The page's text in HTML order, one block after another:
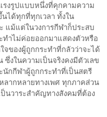
งรูปแบบหนึ่งที่คุกคามความ
ได้ทุกที่ทุกเวลา ทั้งใน
แม้แต่ในวงการกีฬาก็ประสบ
ำไม่ค่อยออกมาแสดงตัวหรือ
จของผู้ถูกกระทำที่กลัวว่าจะได้
งในความเป็นจริงคงมีตัวเลข
นักกีฬาผู้ถูกกระทำที่เป็นสตรี
ลากหลายทางเพศ ทุกภาคส่วน
นวาระสำคัญทางสังคมที่ต้อง